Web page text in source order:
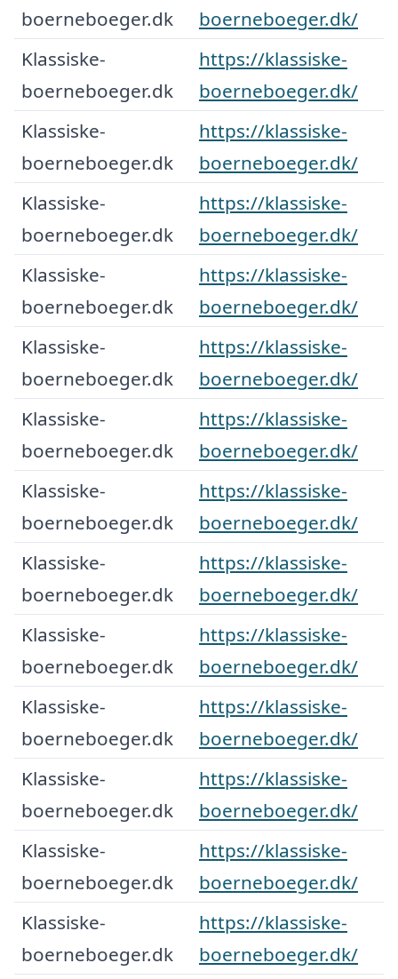
boerneboeger.dk
boerneboeger.dk/
Klassiske-
boerneboeger.dk
https://klassiske-
boerneboeger.dk/
Klassiske-
boerneboeger.dk
https://klassiske-
boerneboeger.dk/
Klassiske-
boerneboeger.dk
https://klassiske-
boerneboeger.dk/
Klassiske-
boerneboeger.dk
https://klassiske-
boerneboeger.dk/
Klassiske-
boerneboeger.dk
https://klassiske-
boerneboeger.dk/
Klassiske-
boerneboeger.dk
https://klassiske-
boerneboeger.dk/
Klassiske-
boerneboeger.dk
https://klassiske-
boerneboeger.dk/
Klassiske-
boerneboeger.dk
https://klassiske-
boerneboeger.dk/
Klassiske-
boerneboeger.dk
https://klassiske-
boerneboeger.dk/
Klassiske-
boerneboeger.dk
https://klassiske-
boerneboeger.dk/
Klassiske-
boerneboeger.dk
https://klassiske-
boerneboeger.dk/
Klassiske-
boerneboeger.dk
https://klassiske-
boerneboeger.dk/
Klassiske-
boerneboeger.dk
https://klassiske-
boerneboeger.dk/